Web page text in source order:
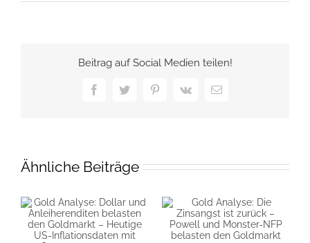
Beitrag auf Social Medien teilen!
FacebookTwitterPinterest
Vk
E-
Ähnliche Beiträge